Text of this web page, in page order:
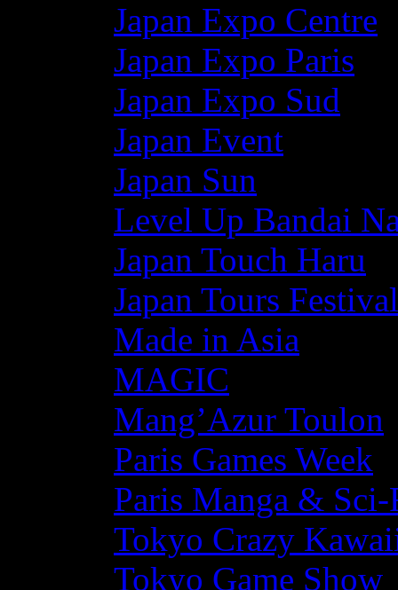
Japan Expo Centre
Japan Expo Paris
Japan Expo Sud
Japan Event
Japan Sun
Level Up Bandai
Japan Touch Haru
Japan Tours Festival
Made in Asia
MAGIC
Mang’Azur Toulon
Paris Games Week
Paris Manga &
Tokyo Crazy
Tokyo Game Show